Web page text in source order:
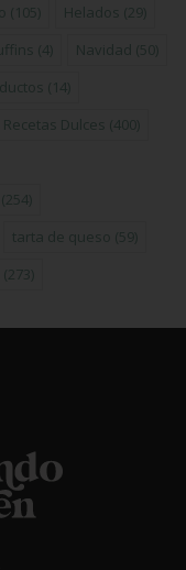
(105) Helados (29)
(4) Navidad (50)
(14)
Recetas Dulces (400)
(254)
tarta de queso (59)
(273)